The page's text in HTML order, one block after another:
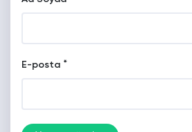
E-posta *